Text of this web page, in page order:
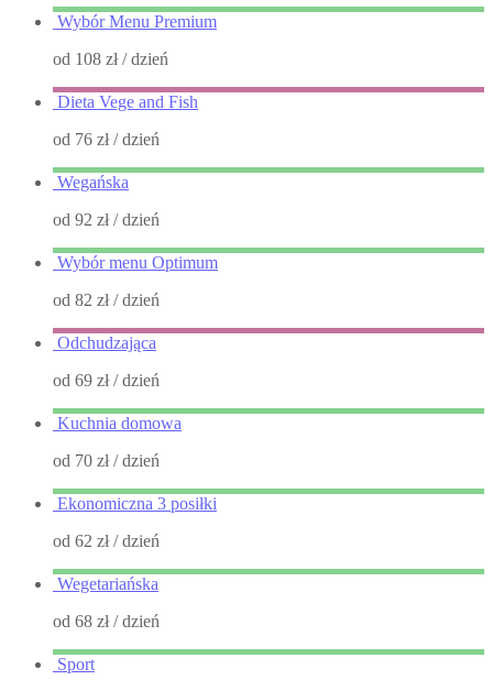
Wybór Menu Premium
od 108 zł/ dzień
Dieta Vege and Fish
od 76 zł/ dzień
Wegańska
od 92 zł/ dzień
Wybór menu Optimum
od 82 zł/ dzień
Odchudzająca
od 69 zł/ dzień
Kuchnia domowa
od 70 zł/ dzień
Ekonomiczna 3 posiłki
od 62 zł/ dzień
Wegetariańska
od 68 zł/ dzień
Sport